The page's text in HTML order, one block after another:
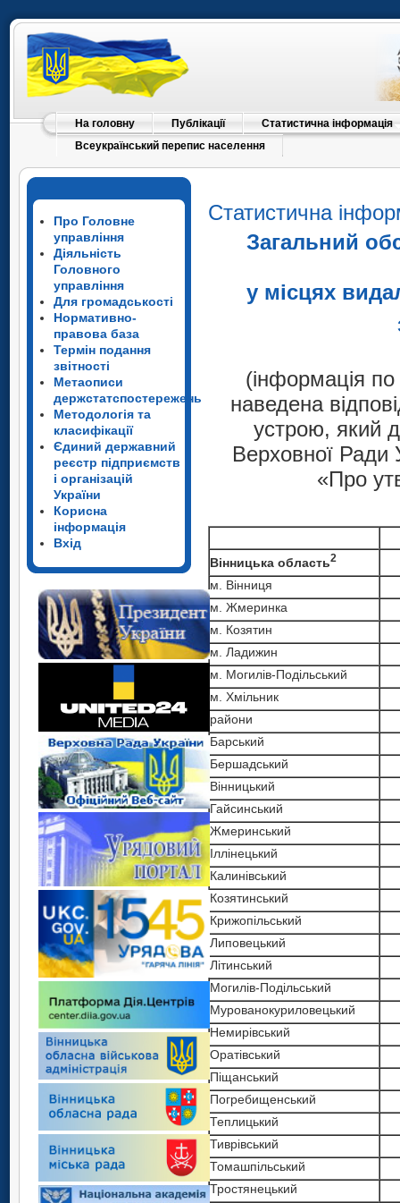
На головну Публікації
Статистична інформація
Всеукраїнський перепис населення
Про Головне
управління
Діяльність
Головного
управління
Для громадськості
Нормативно-
правова база
Термін подання
звітності
Метаописи
держстатспостережень
Методологія та
класифікації
Єдиний державний
реєстр підприємств
і організацій
України
Корисна
інформація
Вхід
Статистична
Загальний
у місцях
(інформація
наведена
устрою, який
Верховної Ради
«Про
Вінницька область2
м. Вінниця
м. Жмеринка
м. Козятин
м. Ладижин
м. Могилів-Подільський
м. Хмільник
райони
Барський
Бершадський
Вінницький
Гайсинський
Жмеринський
Іллінецький
Калинівський
Козятинський
Крижопільський
Липовецький
Літинський
Могилів-Подільський
Мурованокуриловецький
Немирівський
Оратівський
Піщанський
Погребищенський
Теплицький
Тиврівський
Томашпільський
Тростянецький